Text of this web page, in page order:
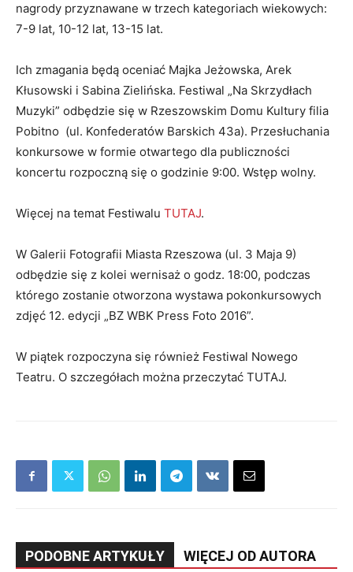
nagrody przyznawane w trzech kategoriach wiekowych:
7-9 lat, 10-12 lat, 13-15 lat.
Ich zmagania będą oceniać Majka Jeżowska, Arek
Kłusowski i Sabina Zielińska. Festiwal „Na Skrzydłach
Muzyki” odbędzie się w Rzeszowskim Domu Kultury filia
Pobitno (ul. Konfederatów Barskich 43a). Przesłuchania
konkursowe w formie otwartego dla publiczności
koncertu rozpoczną się o godzinie 9:00. Wstęp wolny.
Więcej na temat Festiwalu TUTAJ.
W Galerii Fotografii Miasta Rzeszowa (ul. 3 Maja 9)
odbędzie się z kolei wernisaż o godz. 18:00, podczas
którego zostanie otworzona wystawa pokonkursowych
zdjęć 12. edycji „BZ WBK Press Foto 2016”.
W piątek rozpoczyna się również Festiwal Nowego
Teatru. O szczegółach można przeczytać TUTAJ.
PODOBNE ARTYKUŁY WIĘCEJ OD AUTORA